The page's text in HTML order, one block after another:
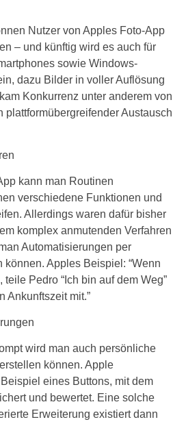
Nutzer von Apples Foto-App
– und künftig wird es auch für
sowie Windows-
dazu Bilder in voller Auflösung
Konkurrenz unter anderem von
plattformübergreifender Austausch
kann man Routinen
verschiedene Funktionen und
Allerdings waren dafür bisher
komplex anmutenden Verfahren
Automatisierungen per
können. Apples Beispiel: “Wenn
Pedro “Ich bin auf dem Weg”
Ankunftszeit mit.”
wird man auch persönliche
können. Apple
eines Buttons, mit dem
und bewertet. Eine solche
Erweiterung existiert dann